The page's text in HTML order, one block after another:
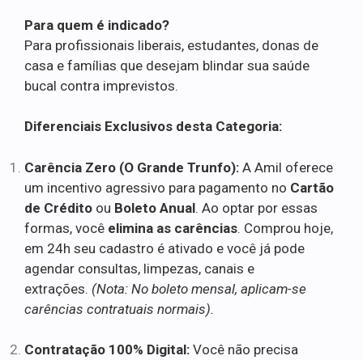
Para quem é indicado?
Para profissionais liberais, estudantes, donas de
casa e famílias que desejam blindar sua saúde
bucal contra imprevistos.
Diferenciais Exclusivos desta Categoria:
Carência Zero (O Grande Trunfo): A Amil oferece
um incentivo agressivo para pagamento no Cartão
de Crédito ou Boleto Anual. Ao optar por essas
formas, você elimina as carências. Comprou hoje,
em 24h seu cadastro é ativado e você já pode
agendar consultas, limpezas, canais e
extrações. (Nota: No boleto mensal, aplicam-se
carências contratuais normais).
Contratação 100% Digital: Você não precisa